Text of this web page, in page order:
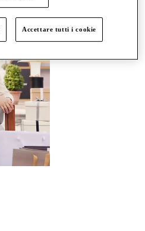
Accettare tutti i cookie